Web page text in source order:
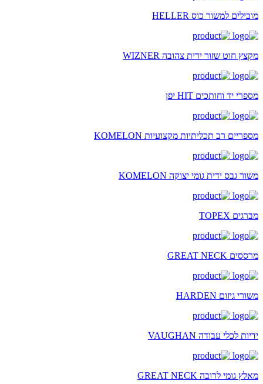
מובילים למשור כוס HELLER
מקצץ חוט שזור ידית צהובה WIZNER
מספרי יד וחותכים HIT יפן
מספריים רב תכליתיות מקצועיות KOMELON
משור גבס ידית גומי יצוקה KOMELON
מברגים TOPEX
מרססים GREAT NECK
משורי גיזום HARDEN
ידיות לכלי עבודה VAUGHAN
מאלץ גומי לרובה GREAT NECK